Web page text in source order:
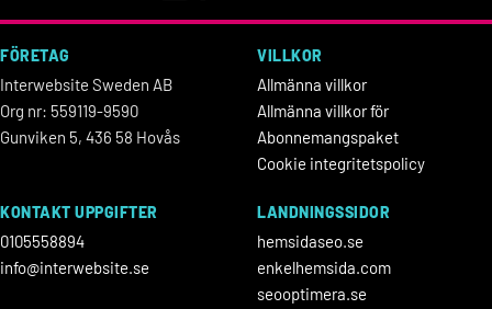
FÖRETAG
Interwebsite Sweden AB
Org nr: 559119-9590
Gunviken 5, 436 58 Hovås
VILLKOR
Allmänna villkor
Allmänna villkor för
Abonnemangspaket
Cookie integritetspolicy
KONTAKT UPPGIFTER
0105558894
info@interwebsite.se
LANDNINGSSIDOR
hemsidaseo.se
enkelhemsida.com
seooptimera.se